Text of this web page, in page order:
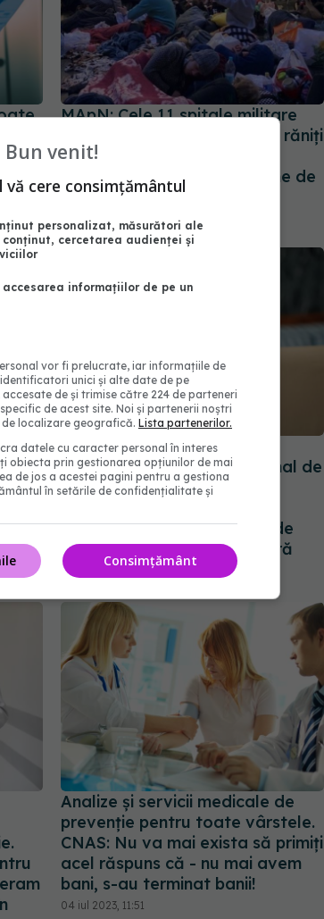
MApN: Cele 11 spitale militare
românești vor trata militarii răniți
din Ucraina. Muniție, căști și
veste antiglonț de 2 milioane de
euro, donate
27 feb 2022, 12:41
cu
Servicii decontate pentru
neasiguraţi, în Planul Naţional de
Cancer, de la 1 iulie. Valeria
constituţional într-o astfel de
boală. Nu e normal să moară
atâţia oameni
Analize și servicii medicale de
prevenţie pentru toate vârstele.
CNAS: Nu va mai exista să primiți
acel răspuns că - nu mai avem
bani, s-au terminat banii!
04 iul 2023, 11:51
Bun venit!
vă cere consimțământul
personalizat, măsurători ale
cercetarea audienței și
informațiilor de pe un
vor fi prelucrate, iar informațiile de
unici și alte date de pe
de și trimise către 224 de parteneri
de acest site. Noi și partenerii noștri
localizare geografică. Lista partenerilor.
datele cu caracter personal în interes
obiecta prin gestionarea opțiunilor de mai
de jos a acestei pagini pentru a gestiona
în setările de confidențialitate și
Consimțământ